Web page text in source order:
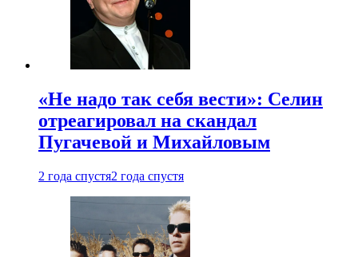
«Не надо так себя вести»: Селин
отреагировал на скандал
Пугачевой и Михайловым
2 года спустя2 года спустя